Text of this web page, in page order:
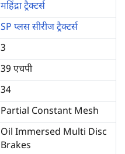
महिंद्रा ट्रैक्टर्स
SP प्लस सीरीज ट्रैक्टर्स
3
39 एचपी
34
Partial Constant Mesh
Oil Immersed Multi Disc
Brakes